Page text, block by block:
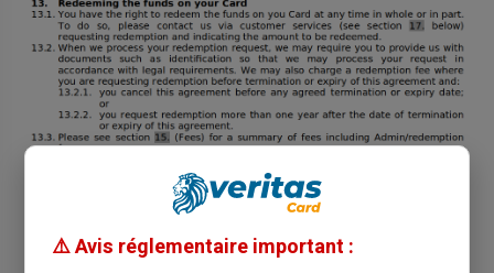
⚠️ Avis réglementaire important :